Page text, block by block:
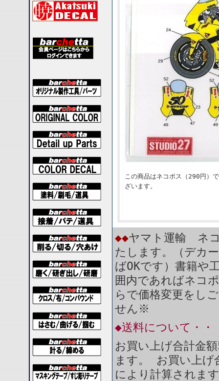
この商品はネコポス（290円）
ざいます。
◆◆ヤマト運輸 ネ
たします。（デカ
ばOKです）書籍や
囲内であればネコ
らで価格変更をし
せん※
◆送料について・・
お買い上げ合計金
ます。 お買い上
により計算されま